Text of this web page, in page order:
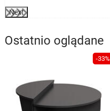
Next
Ostatnio oglądane
-33%